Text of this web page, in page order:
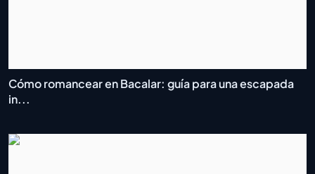
Cómo romancear en Bacalar: guía para una escapada
in...